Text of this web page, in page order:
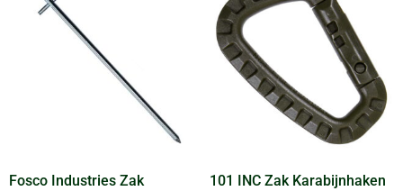
Fosco Industries Zak
101 INC Zak Karabijnhaken